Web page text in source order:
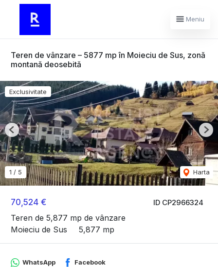
Meniu
Teren de vânzare – 5877 mp în Moieciu de Sus, zonă
montană deosebită
ID CP2966324
70,524 €
Teren de 5,877 mp de vânzare
Moieciu de Sus
5,877 mp
Exclusivitate
1 / 5 Harta
Previous
WhatsApp Facebook